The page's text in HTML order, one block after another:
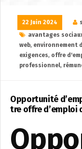
22 Juin 2024
avantages
web, environnement
exigences, offre
professionnel,
Opportunité
tre offre d’emploi